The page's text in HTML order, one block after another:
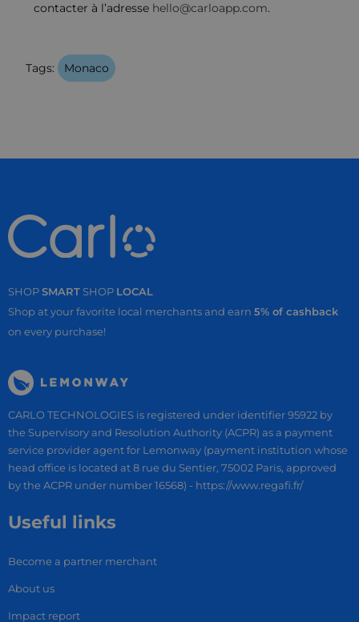
contacter à l’adresse hello@carloapp.com.
Tags: Monaco
SHOPSMART SHOP LOCAL
Shop at your favorite local merchants and earn 5% of cashback
on every purchase!
CARLO TECHNOLOGIES is registered under identifier 95922 by
the Supervisory and Resolution Authority (ACPR) as a payment
service provider agent for Lemonway (payment institution whose
head office is located at 8 rue du Sentier, 75002 Paris, approved
by the ACPR under number 16568) - https://www.regafi.fr/
Useful links
Become a partner merchant
About us
Impact report